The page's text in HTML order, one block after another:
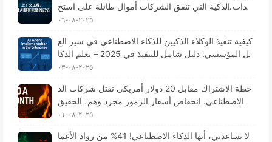
عدات الذكية التي تنفق الشركات أموال طائلة على استخ
دامها "فقدان الذاكرة" في الأوقات الحرجة، بينما تحقق ال
اء الاصطناعي ببطء 169
٢٠٢٥-٠٨-٠٦
كيفية تنفيذ الوكلاء الذكيين للذكاء الاصطناعي في سير الع
مل المؤسسي: دليل شامل للتنفيذ في 2025 – تعلم الذكا
ء الاصطناعي ببطء 166
٢٠٢٥-٠٨-٠٣
خطة الاشتراك مقابل 20 دولار أمريكي تقتل شركات الذ
كاء الاصطناعي. انخفاض أسعار الرموز مجرد وهم، الحقيق
ة هي أن ما يكلف غاليًا هو جشعك - تعلم الذكاء الاصطناع
٢٠٢٥-٠٨-٠١
لا تساعدني، أيها الذكاء الاصطناعي! 41% من رواد الأعما